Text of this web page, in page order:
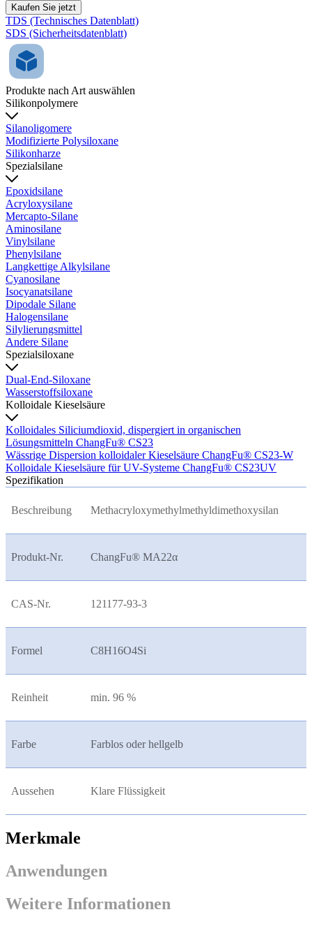
Kaufen Sie jetzt
TDS (Technisches Datenblatt)
SDS (Sicherheitsdatenblatt)
Produkte nach Art auswählen
Silikonpolymere
Silanoligomere
Modifizierte Polysiloxane
Silikonharze
Spezialsilane
Epoxidsilane
Acryloxysilane
Mercapto-Silane
Aminosilane
Vinylsilane
Phenylsilane
Langkettige Alkylsilane
Cyanosilane
Isocyanatsilane
Dipodale Silane
Halogensilane
Silylierungsmittel
Andere Silane
Spezialsiloxane
Dual-End-Siloxane
Wasserstoffsiloxane
Kolloidale Kieselsäure
Kolloidales Siliciumdioxid, dispergiert in organischen
Lösungsmitteln ChangFu® CS23
Wässrige Dispersion kolloidaler Kieselsäure ChangFu® CS23-W
Kolloidale Kieselsäure für UV-Systeme ChangFu® CS23UV
Spezifikation
Beschreibung Methacryloxymethylmethyldimethoxysilan
Produkt-Nr. ChangFu® MA22α
CAS-Nr. 121177-93-3
Formel C8H16O4Si
Reinheit min. 96 %
Farbe Farblos oder hellgelb
Aussehen Klare Flüssigkeit
Merkmale
Anwendungen
Weitere Informationen